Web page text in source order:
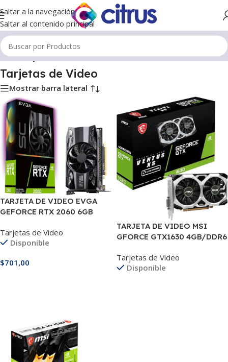
Saltar a la navegación
Saltar al contenido principal
Inicio/Tarjetas de Video
Tarjetas de Video
Mostrar barra lateral
TARJETA DE VIDEO EVGA
GEFORCE RTX 2060 6GB
Tarjetas de Video
Disponible
$701,00
TARJETA DE VIDEO MSI
GFORCE GTX1630 4GB/DDR6
Tarjetas de Video
Disponible